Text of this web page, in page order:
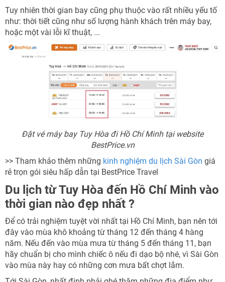
Tuy nhiên thời gian bay cũng phụ thuộc vào rất nhiều yếu tố
như: thời tiết cũng như số lượng hành khách trên máy bay,
hoặc một vài lỗi kĩ thuật, ...
Đặt vé máy bay Tuy Hòa đi Hồ Chí Minh tại website
BestPrice.vn
>> Tham khảo thêm những kinh nghiệm du lịch Sài Gòn giá
rẻ trọn gói siêu hấp dẫn tại BestPrice Travel
Du lịch từ Tuy Hòa đến Hồ Chí Minh vào
thời gian nào đẹp nhất ?
Để có trải nghiệm tuyệt vời nhất tại Hồ Chí Minh, bạn nên tới
đây vào mùa khô khoảng từ tháng 12 đến tháng 4 hàng
năm. Nếu đến vào mùa mưa từ tháng 5 đến tháng 11, bạn
hãy chuẩn bị cho mình chiếc ô nếu đi dạo bộ nhé, vì Sài Gòn
vào mùa này hay có những cơn mưa bất chợt lắm.